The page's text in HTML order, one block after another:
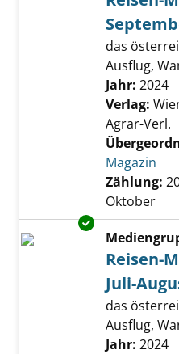
das
Ausflug,
Suche nach
Jahr: 2024
Verlag:
Agrar-Verl.
Magazin
Zählung:
Oktober
Exemplar-
Reisen-
Juli-
das
Ausflug,
Suche nach
Jahr: 2024